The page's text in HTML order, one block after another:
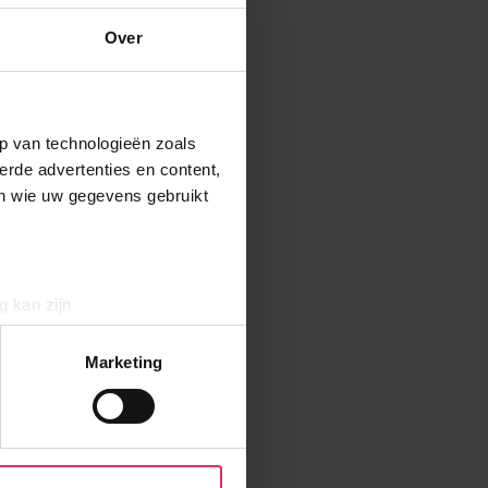
Over
van technologieën zoals
advertenties en content,
wie uw gegevens gebruikt
kan zijn
detailgedeeltein. U kunt uw
jouw gebruik van onze site
Marketing